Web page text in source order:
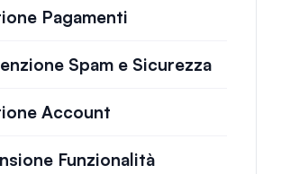
Pagamenti
Spam e Sicurezza
Account
Funzionalità